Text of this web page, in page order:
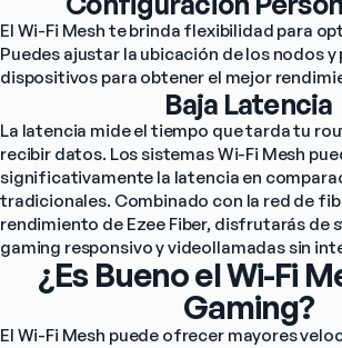
El Wi-Fi Mesh te brinda flexibilidad para
Puedes ajustar la ubicación de los nodos
dispositivos para obtener el mejor
Baja Latencia
La latencia mide el tiempo que tarda tu
recibir datos. Los sistemas Wi-Fi Mesh
significativamente la latencia en
tradicionales. Combinado con la red de
rendimiento de Ezee Fiber, disfrutarás de
gaming responsivo y videollamadas sin
¿Es Bueno el Wi-Fi
Gaming?
El Wi-Fi Mesh puede ofrecer mayores